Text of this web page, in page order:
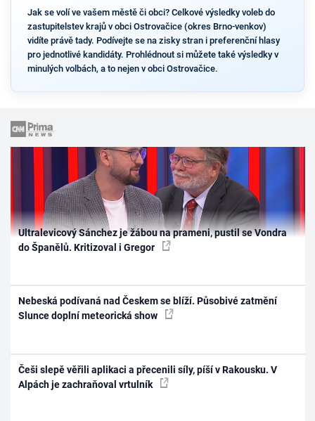
Jak se volí ve vašem městě či obci? Celkové výsledky voleb do
zastupitelstev krajů v obci Ostrovačice (okres Brno-venkov)
vidíte právě tady. Podívejte se na zisky stran i preferenční hlasy
pro jednotlivé kandidáty. Prohlédnout si můžete také výsledky v
minulých volbách, a to nejen v obci Ostrovačice.
Ultralevicový Sánchez je žábou na prameni, pustil se Vondra
do Španělů. Kritizoval i Gregor
Nebeská podívaná nad Českem se blíží. Působivé zatmění
Slunce doplní meteorická show
Češi slepě věřili aplikaci a přecenili síly, píší v Rakousku. V
Alpách je zachraňoval vrtulník